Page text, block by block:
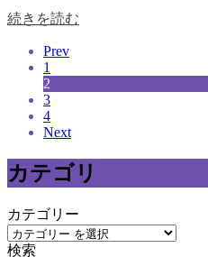
続きを読む
Prev
1
2
3
4
Next
カテゴリ
カテゴリー
検索